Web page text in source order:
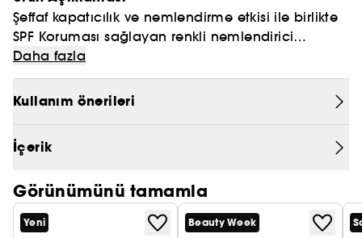
PRADA
CHLOÉ
Şeffaf kapatıcılık ve nemlendirme etkisi ile birlikte
SPF Koruması sağlayan renkli nemlendirici
formülüdür.
Daha fazla
Kullanım önerileri
İçerik
Görünümünü tamamla
Yeni Beauty Week